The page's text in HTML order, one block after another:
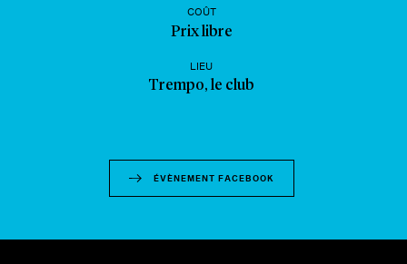
COÛT
Prix libre
LIEU
Trempo, le club
ÉVÈNEMENT FACEBOOK